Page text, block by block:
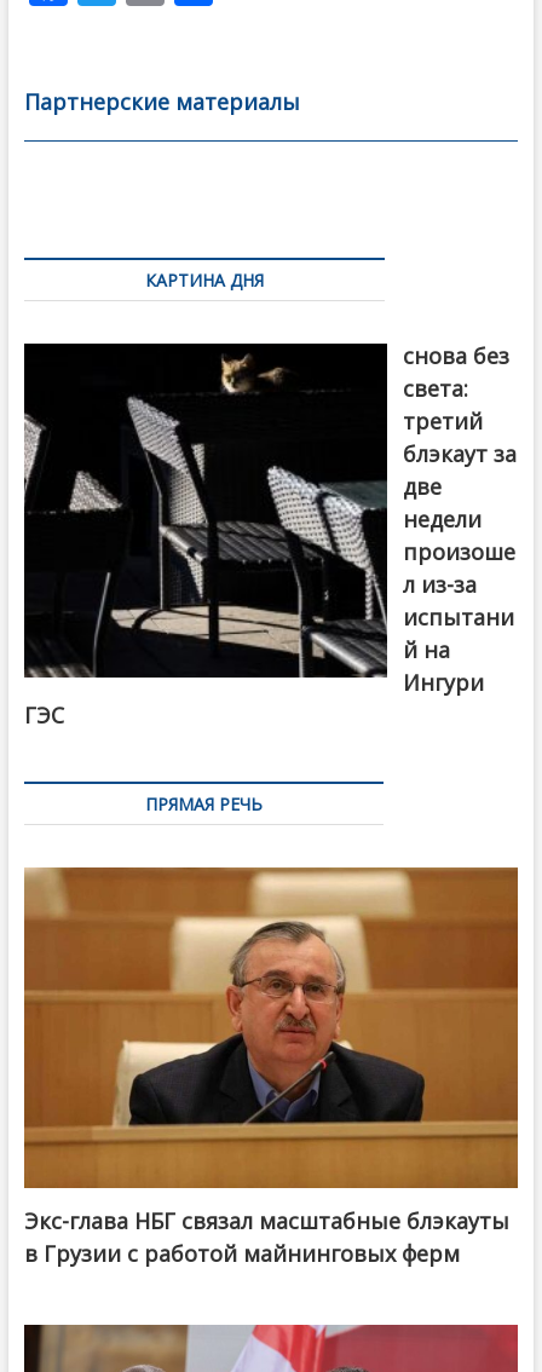
b
o
er l
а
в
Партнерские материалы
по
записямКАРТИНА ДНЯ
снова без
света:
третий
блэкаут за
две
недели
произоше
л из-за
испытани
й на
Ингури
ГЭС
ПРЯМАЯ РЕЧЬ
Экс-глава НБГ связал масштабные блэкауты
в Грузии с работой майнинговых ферм